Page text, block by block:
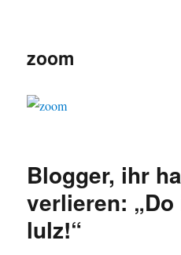
zoom
Blogger, ihr
verlieren:
lulz!“